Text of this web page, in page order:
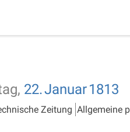
22.Januar1813
Zeitung Allgemeine